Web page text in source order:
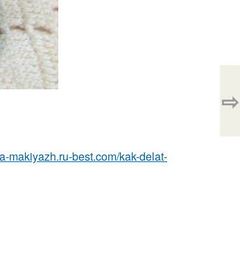
makiyazh.ru-best.com/kak-delat-
⇨